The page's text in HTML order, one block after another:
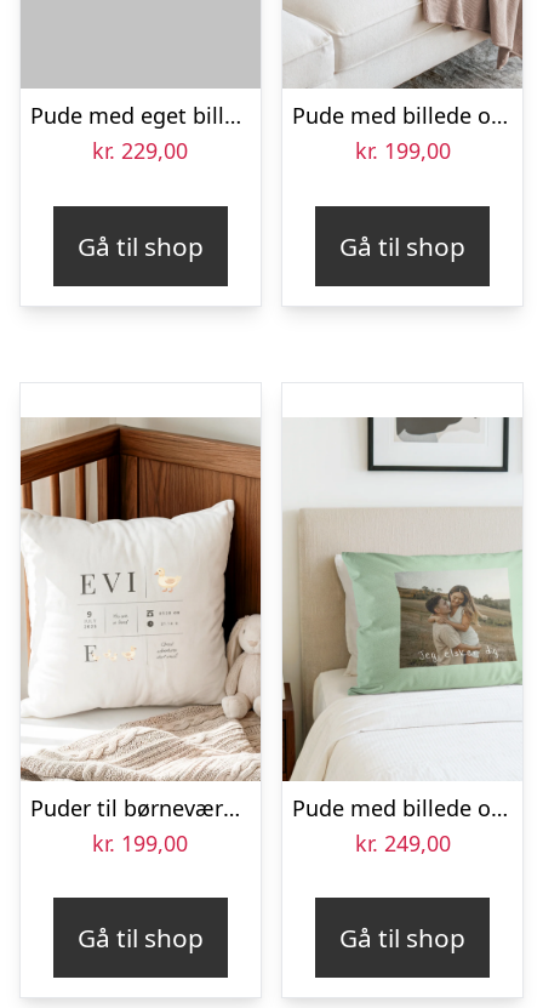
Pude med eget billede
kr. 229,00
Gå til shop
Pude med billede og eget design – Pastel grøn – 40 x 40 cm
kr. 199,00
Gå til shop
Puder til børneværelse – Hvid
kr. 199,00
Gå til shop
Pude med billede og eget design – Beige – 50 x 60 cm
kr. 249,00
Gå til shop